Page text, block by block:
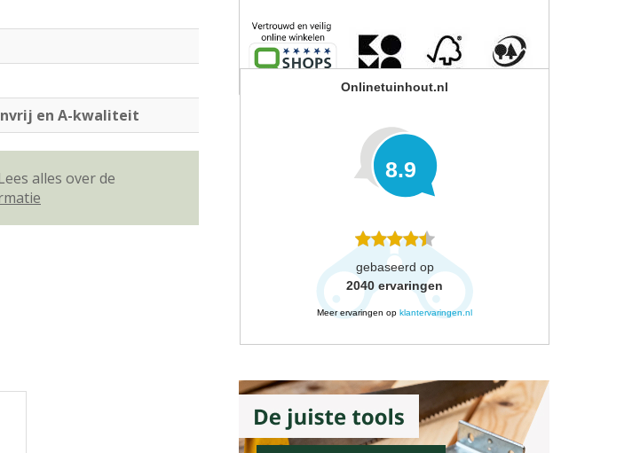
en A-kwaliteit
alles over de
Onlinetuinhout.nl
8.9
gebaseerd op
2040 ervaringen
Meer ervaringen op klantervaringen.nl